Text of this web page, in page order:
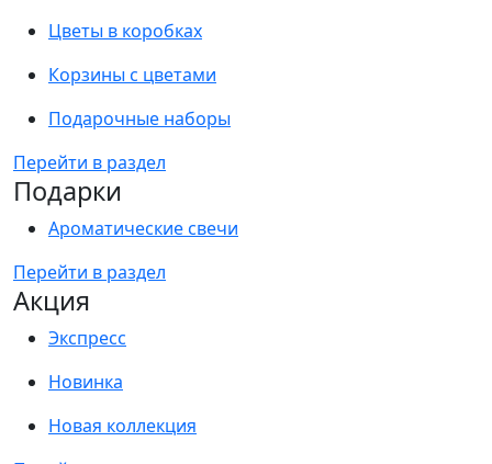
Цветы в коробках
Корзины с цветами
Подарочные наборы
Перейти в раздел
Подарки
Ароматические свечи
Перейти в раздел
Акция
Экспресс
Новинка
Новая коллекция